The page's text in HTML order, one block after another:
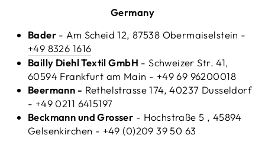
Germany
Bader - Am Scheid 12, 87538 Obermaiselstein -
+49 8326 1616
Bailly Diehl Textil GmbH - Schweizer Str. 41,
60594 Frankfurt am Main - +49 69 96200018
Beermann - Rethelstrasse 174, 40237 Dusseldorf
- +49 0211 6415197
Beckmann und Grosser - Hochstraße 5 , 45894
Gelsenkirchen - +49 (0)209 39 50 63